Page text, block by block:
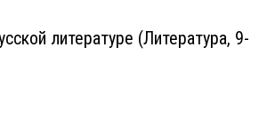
литературе (Литература, 9-